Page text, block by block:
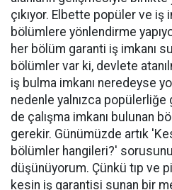
çıkıyor. Elbette popüler ve iş
bölümlere yönlendirme
her bölüm garanti iş imkanı
bölümler var ki, devlete
iş bulma imkanı neredeyse
nedenle yalnızca
de çalışma imkanı bulunan
gerekir. Günümüzde artık
bölümler hangileri?'
düşünüyorum. Çünkü tıp ve
kesin iş garantisi sunan bir